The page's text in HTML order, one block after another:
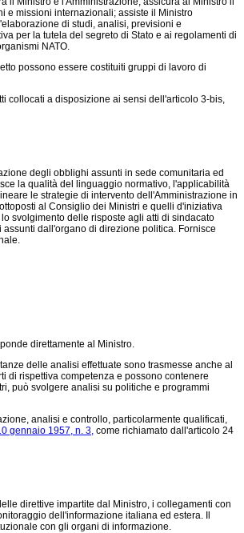
e missioni internazionali; assiste il Ministro
di studi, analisi, previsioni e
per la tutela del segreto di Stato e ai regolamenti di
NATO.
possono essere costituiti gruppi di lavoro di
collocati a disposizione ai sensi dell'articolo 3-bis,
degli obblighi assunti in sede comunitaria ed
la qualità del linguaggio normativo, l'applicabilità
le strategie di intervento dell'Amministrazione in
al Consiglio dei Ministri e quelli d'iniziativa
svolgimento delle risposte agli atti di sindacato
dall'organo di direzione politica. Fornisce
direttamente al Ministro.
delle analisi effettuate sono trasmesse anche al
di rispettiva competenza e possono contenere
può svolgere analisi su politiche e programmi
analisi e controllo, particolarmente qualificati,
gennaio 1957, n. 3, come richiamato dall'articolo 24
direttive impartite dal Ministro, i collegamenti con
dell'informazione italiana ed estera. Il
con gli organi di informazione.